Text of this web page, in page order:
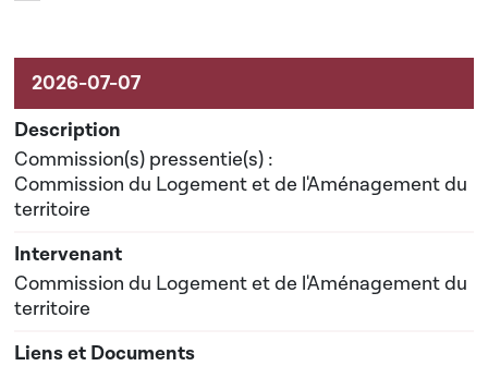
Commission(s) pressentie(s) :
Commission du Logement et de l'Aménagement du
territoire
Commission du Logement et de l'Aménagement du
territoire